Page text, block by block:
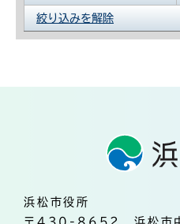
絞り込みを解除
浜松市役所